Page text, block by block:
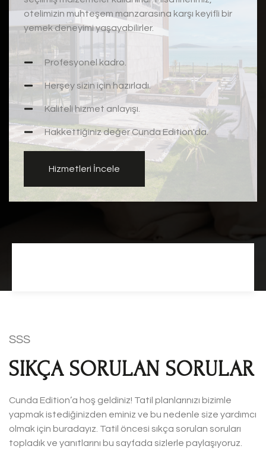
otelimizin muhteşem manzarasına karşı keyifli bir
yemek deneyimi yaşayabilirler.
Profesyonel kadro.
Herşey sizin için hazırladı.
Kaliteli hizmet anlayışı.
Hakkettiğiniz değer Cunda Edition'da.
Hizmetleri İncele
SSS
SIKÇA SORULAN SORULAR
Cunda Edition’a hoş geldiniz! Tatil planlarınızı bizimle
yapmak istediğinizden eminiz ve bu nedenle size yardımcı
olmak için buradayız. Tatil öncesi sıkça sorulan soruları
topladık ve yanıtlarını bu sayfada sizlerle paylaşıyoruz.